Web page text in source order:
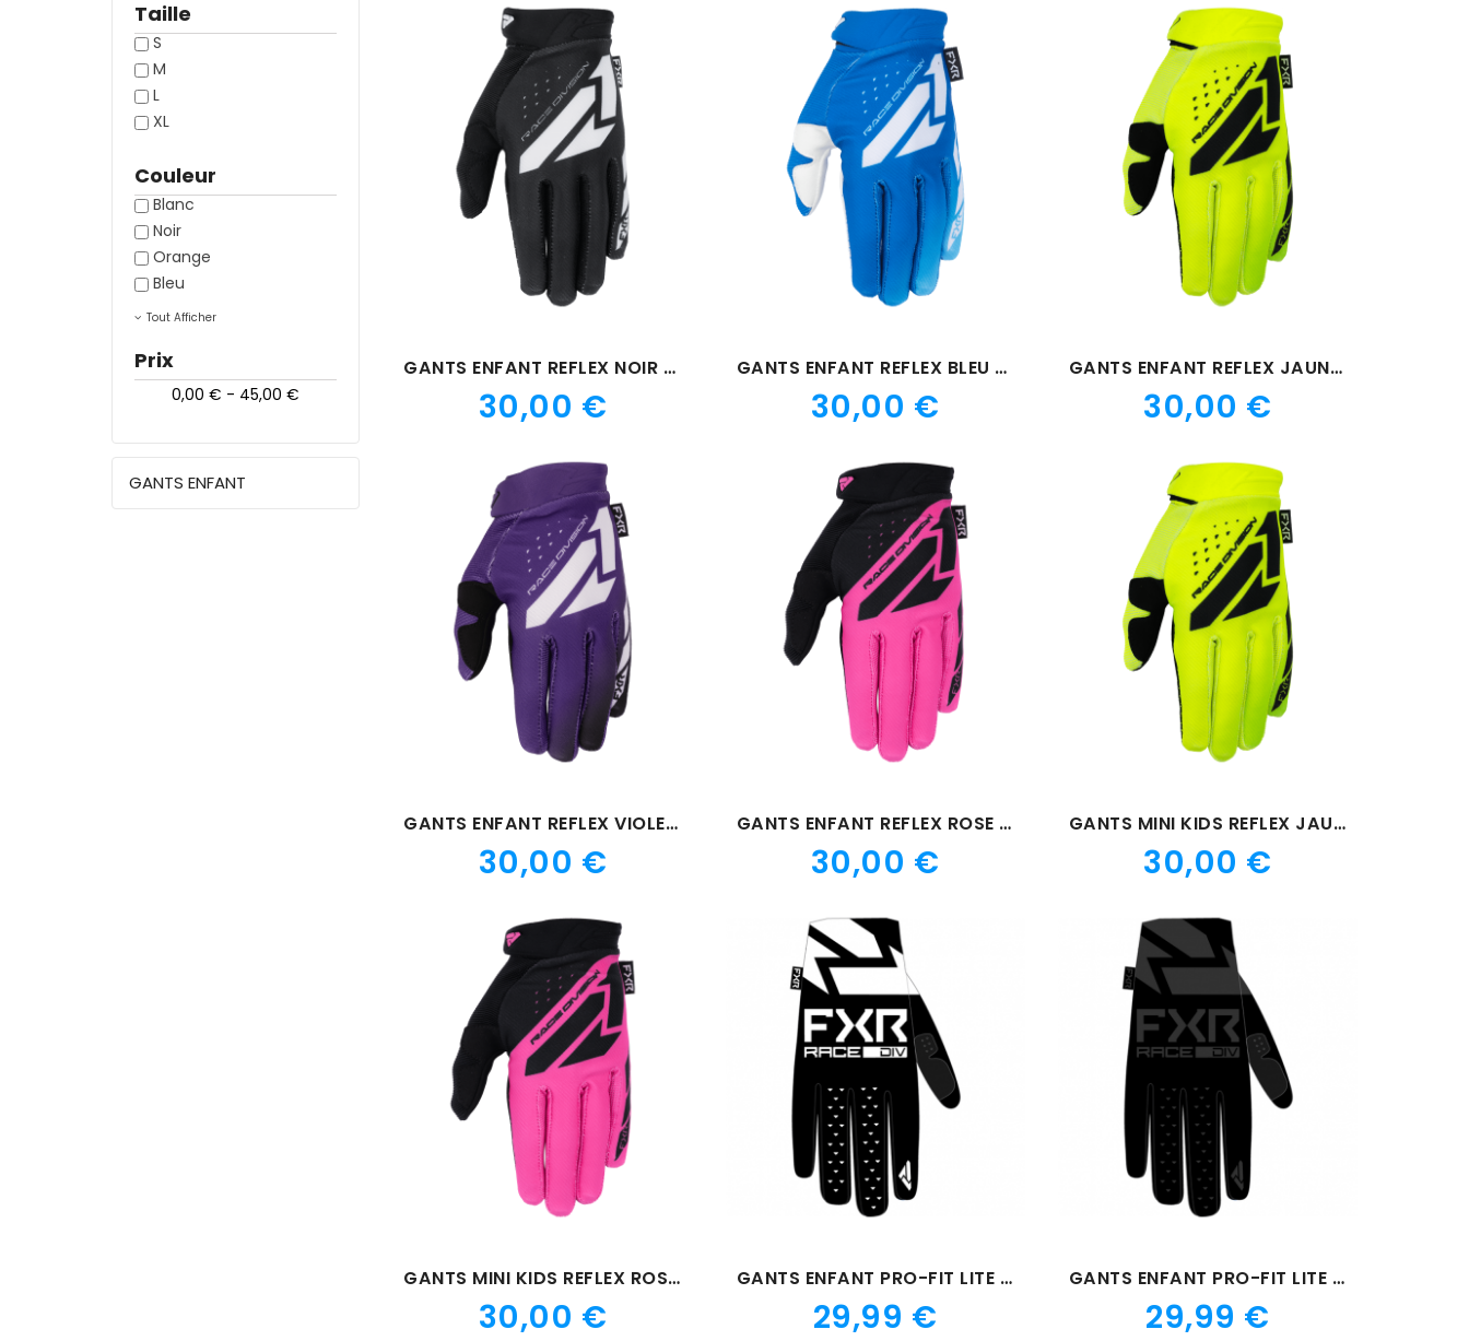
Taille
S
M
L
XL
Couleur
Blanc
Noir
Orange
Bleu
Tout Afficher
Prix
0,00 € - 45,00 €
GANTS ENFANT
GANTS ENFANT REFLEX NOIR 26
Prix
30,00 €
GANTS ENFANT REFLEX BLEU 26
Prix
30,00 €
GANTS ENFANT REFLEX JAUNE 26
Prix
30,00 €
GANTS ENFANT REFLEX VIOLET 26
Prix
30,00 €
GANTS ENFANT REFLEX ROSE 26
Prix
30,00 €
GANTS MINI KIDS REFLEX JAUNE 26
Prix
30,00 €
GANTS MINI KIDS REFLEX ROSE 26
Prix
30,00 €
GANTS ENFANT PRO-FIT LITE NOIR/BLANC
Prix
29,99 €
GANTS ENFANT PRO-FIT LITE NOIR 23
Prix
29,99 €